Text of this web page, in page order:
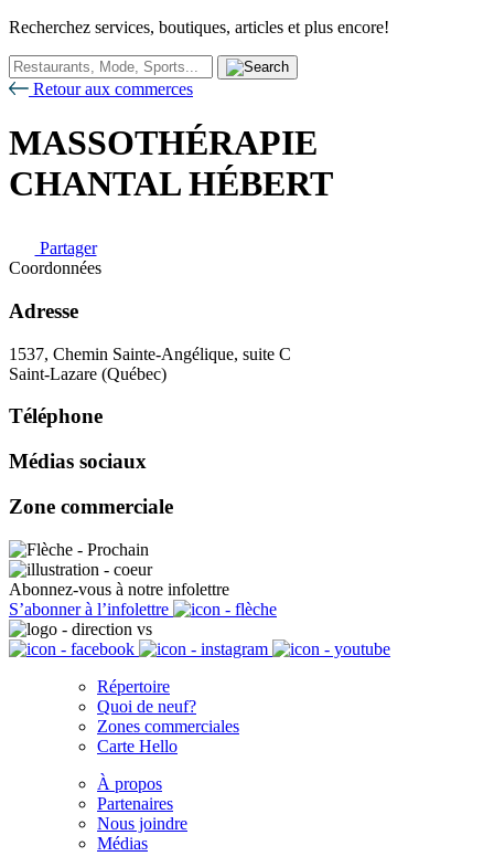
Recherchez services, boutiques, articles et plus encore!
Retour aux commerces
MASSOTHÉRAPIE
CHANTAL HÉBERT
Partager
Coordonnées
Adresse
1537, Chemin Sainte-Angélique, suite C
Saint-Lazare (Québec)
Téléphone
Médias sociaux
Zone commerciale
Abonnez-vous à notre infolettre
S’abonner à l’infolettre
Répertoire
Quoi de neuf?
Zones commerciales
Carte Hello
À propos
Partenaires
Nous joindre
Médias